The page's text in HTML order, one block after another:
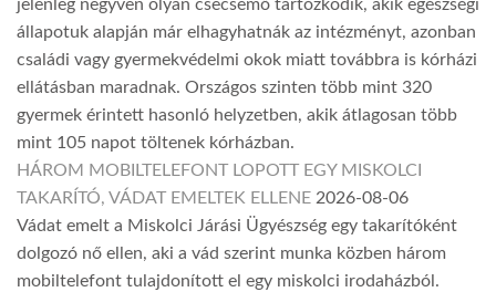
jelenleg negyven olyan csecsemő tartózkodik, akik egészségi
állapotuk alapján már elhagyhatnák az intézményt, azonban
családi vagy gyermekvédelmi okok miatt továbbra is kórházi
ellátásban maradnak. Országos szinten több mint 320
gyermek érintett hasonló helyzetben, akik átlagosan több
mint 105 napot töltenek kórházban.
HÁROM MOBILTELEFONT LOPOTT EGY MISKOLCI
TAKARÍTÓ, VÁDAT EMELTEK ELLENE 2026-08-06
Vádat emelt a Miskolci Járási Ügyészség egy takarítóként
dolgozó nő ellen, aki a vád szerint munka közben három
mobiltelefont tulajdonított el egy miskolci irodaházból.